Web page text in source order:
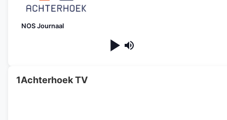
NOS Journaal
1Achterhoek TV